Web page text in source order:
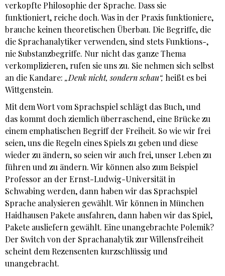
verkopfte Philosophie der Sprache. Dass sie
funktioniert, reiche doch. Was in der Praxis funktioniere,
brauche keinen theoretischen Überbau. Die Begriffe, die
die Sprachanalytiker verwenden, sind stets Funktions-,
nie Substanzbegriffe. Nur nicht das ganze Thema
verkomplizieren, rufen sie uns zu. Sie nehmen sich selbst
an die Kandare: „Denk nicht, sondern schau“, heißt es bei
Wittgenstein.
Mit dem Wort vom Sprachspiel schlägt das Buch, und
das kommt doch ziemlich überraschend, eine Brücke zu
einem emphatischen Begriff der Freiheit. So wie wir frei
seien, uns die Regeln eines Spiels zu geben und diese
wieder zu ändern, so seien wir auch frei, unser Leben zu
führen und zu ändern. Wir können also zum Beispiel
Professor an der Ernst-Ludwig-Universität in
Schwabing werden, dann haben wir das Sprachspiel
Sprache analysieren gewählt. Wir können in München
Haidhausen Pakete ausfahren, dann haben wir das Spiel,
Pakete ausliefern gewählt. Eine unangebrachte Polemik?
Der Switch von der Sprachanalytik zur Willensfreiheit
scheint dem Rezensenten kurzschlüssig und
unangebracht.